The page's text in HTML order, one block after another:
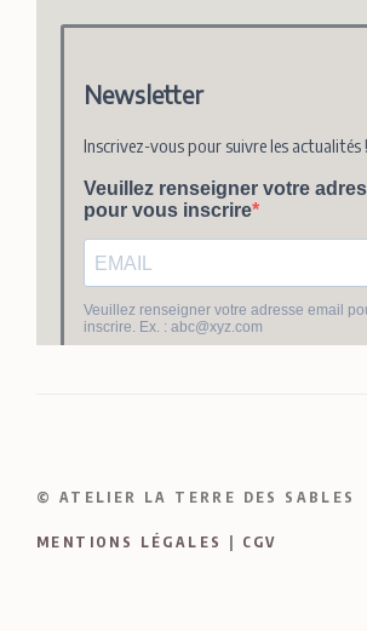
© ATELIER LA TERRE DES SABLES
MENTIONS LÉGALES | CGV